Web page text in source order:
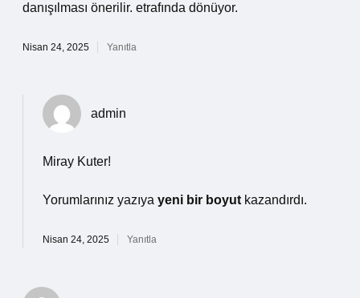
danışılması önerilir. etrafında dönüyor.
Nisan 24, 2025 Yanıtla
admin
Miray Kuter!
Yorumlarınız yazıya yeni bir boyut kazandırdı.
Nisan 24, 2025 Yanıtla